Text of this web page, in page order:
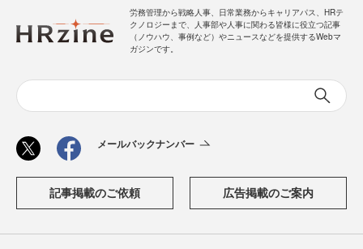
労務管理から戦略人事、日常業務からキャリアパス、HRテ
クノロジーまで、人事部や人事に関わる皆様に役立つ記事
（ノウハウ、事例など）やニュースなどを提供するWebマ
ガジンです。
メールバックナンバー
記事掲載のご依頼 広告掲載のご案内